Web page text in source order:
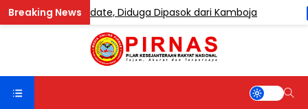
Etomidate, Diduga Dipasok dari Kamboja